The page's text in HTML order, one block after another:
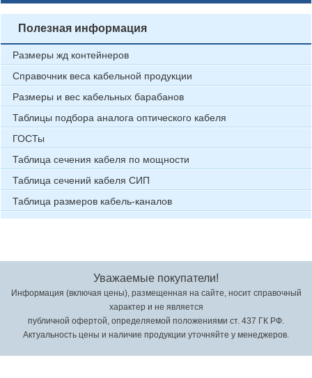
Полезная информация
Размеры жд контейнеров
Справочник веса кабельной продукции
Размеры и вес кабельных барабанов
Таблицы подбора аналога оптического кабеля
ГОСТы
Таблица сечения кабеля по мощности
Таблица сечений кабеля СИП
Таблица размеров кабель-каналов
Уважаемые покупатели!
Информация (включая цены), размещенная на сайте, носит справочный
характер и не является
публичной офертой, определяемой положениями ст. 437 ГК РФ.
Актуальность цены и наличие продукции уточняйте у менеджеров.